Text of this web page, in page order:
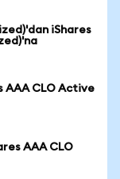
iShares
AAA CLO Active
AAA CLO